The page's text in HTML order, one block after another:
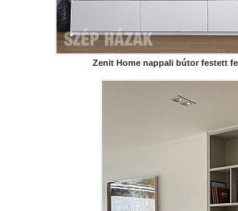
Zenit Home nappali bútor festett